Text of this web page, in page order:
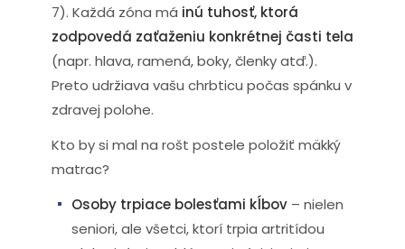
7). Každá zóna má inú tuhosť, ktorá
zodpovedá zaťaženiu konkrétnej časti tela
(napr. hlava, ramená, boky, členky atď.).
Preto udržiava vašu chrbticu počas spánku v
zdravej polohe.
Kto by si mal na rošt postele položiť mäkký
matrac?
Osoby trpiace bolesťami kĺbov – nielen
seniori, ale všetci, ktorí trpia artritídou